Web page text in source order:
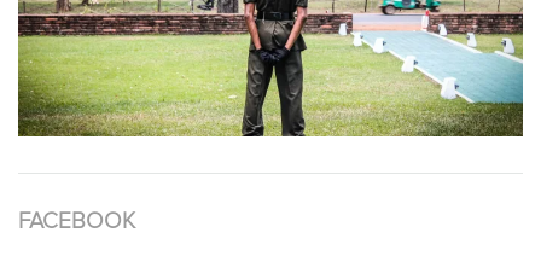
FACEBOOK